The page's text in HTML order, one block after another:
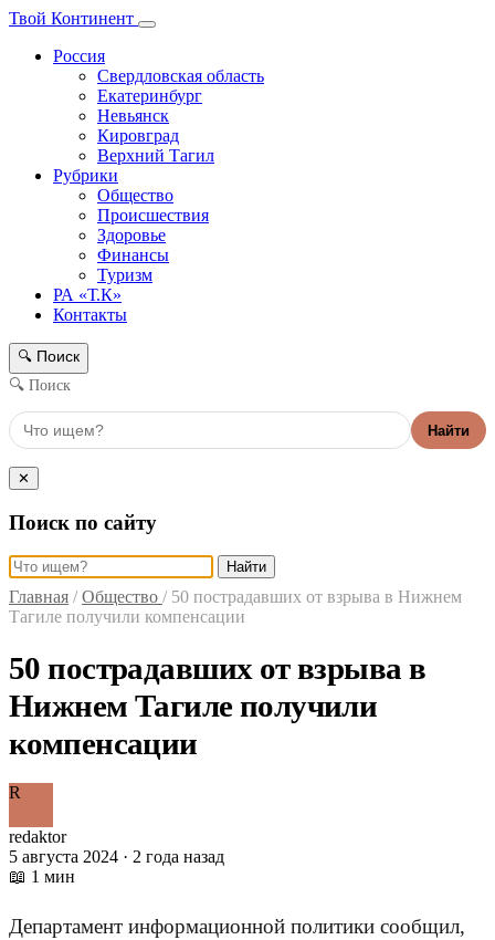
Твой Континент
Россия
Свердловская область
Екатеринбург
Невьянск
Кировград
Верхний Тагил
Рубрики
Общество
Происшествия
Здоровье
Финансы
Туризм
РА «Т.К»
Контакты
🔍 Поиск
🔍 Поиск
Найти
✕
Поиск по сайту
Найти
Главная / Общество / 50 пострадавших от взрыва в Нижнем
Тагиле получили компенсации
50 пострадавших от взрыва в
Нижнем Тагиле получили
компенсации
R
redaktor
5 августа 2024 · 2 года назад
📖 1 мин
Департамент информационной политики сообщил,